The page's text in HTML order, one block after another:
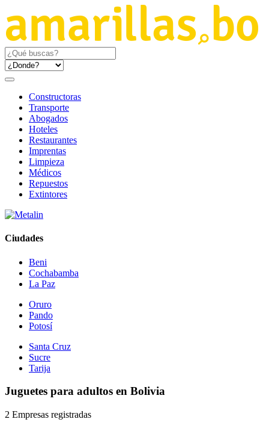
Constructoras
Transporte
Abogados
Hoteles
Restaurantes
Imprentas
Limpieza
Médicos
Repuestos
Extintores
Ciudades
Beni
Cochabamba
La Paz
Oruro
Pando
Potosí
Santa Cruz
Sucre
Tarija
Juguetes para adultos en Bolivia
2 Empresas registradas